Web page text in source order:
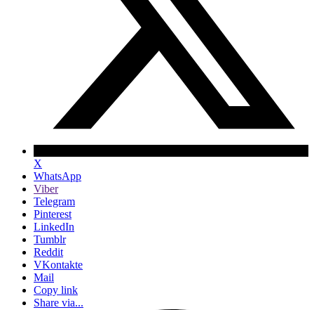
X
WhatsApp
Viber
Telegram
Pinterest
LinkedIn
Tumblr
Reddit
VKontakte
Mail
Copy link
Share via...